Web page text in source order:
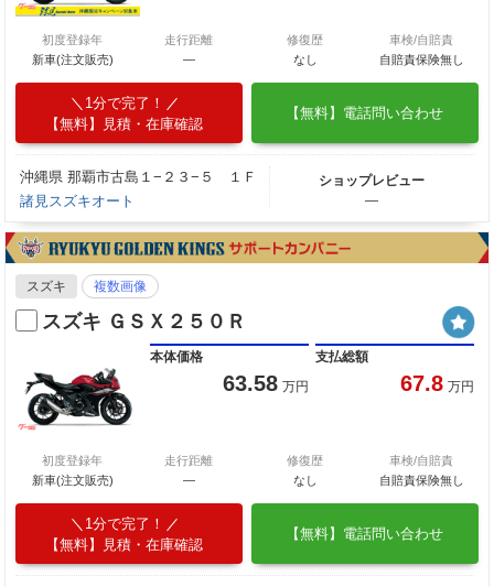
初度登録年
新車(注文販売)
走行距離
―
修復歴
なし
車検/自賠責
自賠責保険無し
1分で完了！
【無料】見積・在庫確認
【無料】電話問い合わせ
沖縄県 那覇市古島１−２３−５ １Ｆ
諸見スズキオート
ショップレビュー
―
スズキ 複数画像
スズキ ＧＳＸ２５０Ｒ
本体価格
63.58 万円
支払総額
67.8 万円
初度登録年
新車(注文販売)
走行距離
―
修復歴
なし
車検/自賠責
自賠責保険無し
1分で完了！
【無料】見積・在庫確認
【無料】電話問い合わせ